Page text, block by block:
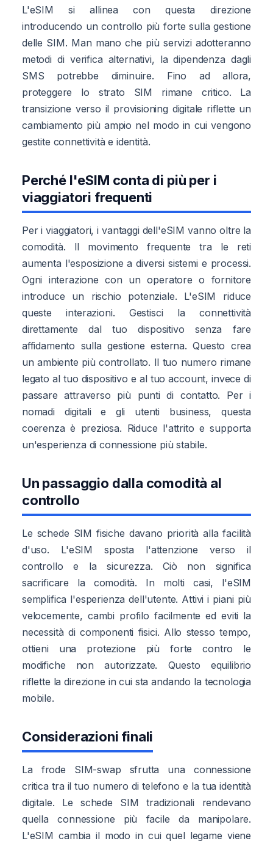
L'eSIM si allinea con questa direzione
introducendo un controllo più forte sulla gestione
delle SIM. Man mano che più servizi adotteranno
metodi di verifica alternativi, la dipendenza dagli
SMS potrebbe diminuire. Fino ad allora,
proteggere lo strato SIM rimane critico. La
transizione verso il provisioning digitale riflette un
cambiamento più ampio nel modo in cui vengono
gestite connettività e identità.
Perché l'eSIM conta di più per i
viaggiatori frequenti
Per i viaggiatori, i vantaggi dell'eSIM vanno oltre la
comodità. Il movimento frequente tra le reti
aumenta l'esposizione a diversi sistemi e processi.
Ogni interazione con un operatore o fornitore
introduce un rischio potenziale. L'eSIM riduce
queste interazioni. Gestisci la connettività
direttamente dal tuo dispositivo senza fare
affidamento sulla gestione esterna. Questo crea
un ambiente più controllato. Il tuo numero rimane
legato al tuo dispositivo e al tuo account, invece di
passare attraverso più punti di contatto. Per i
nomadi digitali e gli utenti business, questa
coerenza è preziosa. Riduce l'attrito e supporta
un'esperienza di connessione più stabile.
Un passaggio dalla comodità al
controllo
Le schede SIM fisiche davano priorità alla facilità
d'uso. L'eSIM sposta l'attenzione verso il
controllo e la sicurezza. Ciò non significa
sacrificare la comodità. In molti casi, l'eSIM
semplifica l'esperienza dell'utente. Attivi i piani più
velocemente, cambi profilo facilmente ed eviti la
necessità di componenti fisici. Allo stesso tempo,
ottieni una protezione più forte contro le
modifiche non autorizzate. Questo equilibrio
riflette la direzione in cui sta andando la tecnologia
mobile.
Considerazioni finali
La frode SIM-swap sfrutta una connessione
critica tra il tuo numero di telefono e la tua identità
digitale. Le schede SIM tradizionali rendevano
quella connessione più facile da manipolare.
L'eSIM cambia il modo in cui quel legame viene